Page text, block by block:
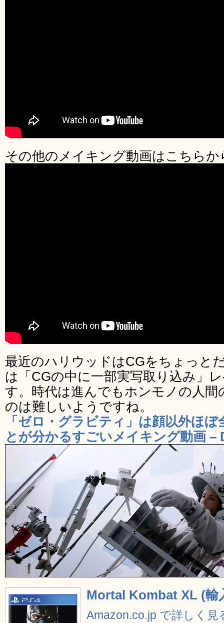
その他のメイキング動画はこちらか
最近のハリウッドはCGをちょっと
は「CGの中に一部実写取り込み」
す。時代は進んでもホンモノの人間
のは難しいようですね。
「ゼロ・グラビティ」は顔以外ほ
とが分かるすごいメイキング動画 –
Mortal Kombat XL (輸
Amazon.co.jp で詳しく見